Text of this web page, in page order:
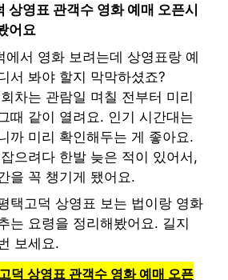
상영표 관객수 영화 예매 오픈시
어요
에서 영화 보려는데 상영표랑 예
서 봐야 할지 막막하셨죠?
차는 관람일 며칠 전부터 미리
때 같이 열려요. 인기 시간대는
까 미리 확인해두는 게 좋아요.
으려다 한발 늦은 적이 있어서,
을 꼭 챙기게 됐어요.
택고덕 상영표 보는 법이랑 영화
는 요령을 정리해봤어요. 길지
보세요.
덕 상영표 관객수 영화 예매 오픈